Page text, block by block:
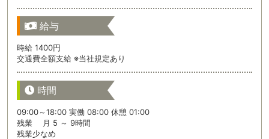
給与
時給 1400円
交通費全額支給 ※当社規定あり
時間
09:00～18:00 実働 08:00 休憩 01:00
残業 月 5 ～ 9時間
残業少なめ